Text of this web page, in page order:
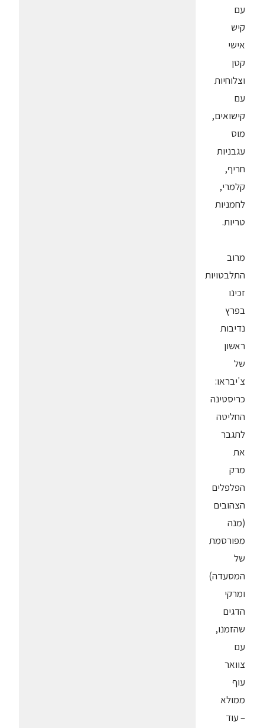
עם
קיש
אישי
קטן
וצלוחיות
עם
קישואים,
מוס
עגבניות
חריף,
קלמרי,
לחמניות
טריות.
מרוב
התלבטויות
זכינו
בפרץ
נדיבות
ראשון
של
צ'יבראו:
כריסטינה
החליטה
לתגבר
את
מרק
הפלפלים
הצהובים
(מנה
מפורסמת
של
המסעדה)
ומרקי
הדגים
שהזמנו,
עם
צוואר
עוף
ממולא
– עוד